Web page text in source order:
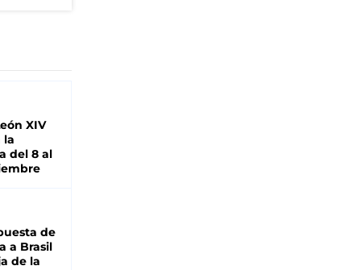
XIV
la
del 8 al
de
a Brasil
de la